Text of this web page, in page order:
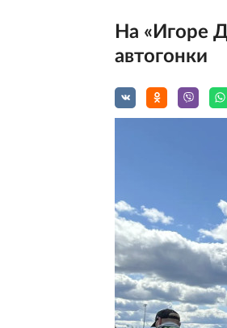
На «Игоре
автогонки